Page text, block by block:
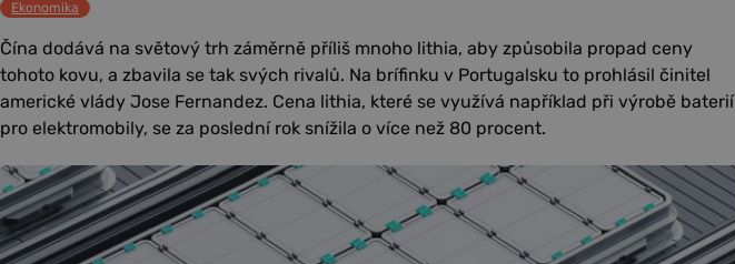
Ekonomika
Čína dodává na světový trh záměrně příliš mnoho lithia, aby způsobila propad ceny
tohoto kovu, a zbavila se tak svých rivalů. Na brífinku v Portugalsku to prohlásil činitel
americké vlády Jose Fernandez. Cena lithia, které se využívá například při výrobě baterií
pro elektromobily, se za poslední rok snížila o více než 80 procent.